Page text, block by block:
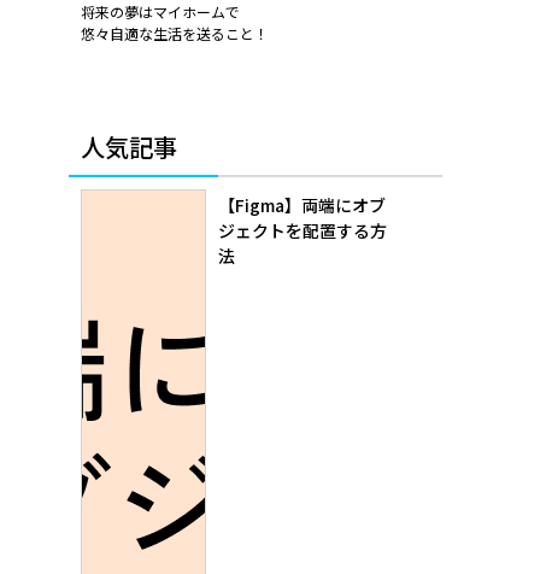
将来の夢はマイホームで
悠々自適な生活を送ること！
人気記事
【Figma】両端にオブ
ジェクトを配置する方
法